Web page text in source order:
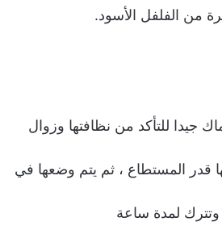
من الفلفل الأسود.
جيدا للتأكد من نظافتها وزوال
قدر المستطاع ، ثم يتم وضعها في
لمدة ساعة